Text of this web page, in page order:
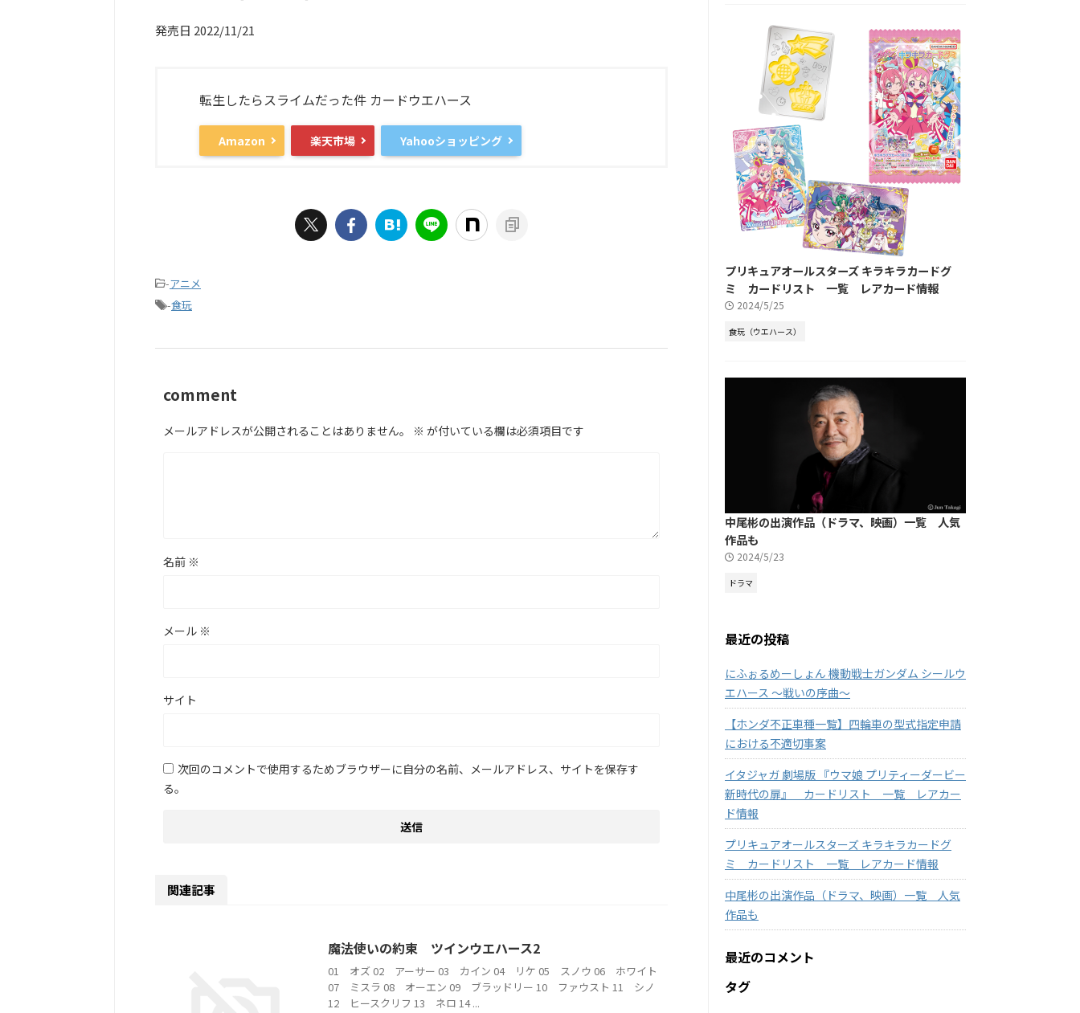
発売日 2022/11/21
転生したらスライムだった件 カードウエハース
Amazon 楽天市場 Yahooショッピング
-アニメ
-食玩
comment
メールアドレスが公開されることはありません。 ※ が付いている欄は必須項目です
名前 ※
メール ※
サイト
次回のコメントで使用するためブラウザーに自分の名前、メールアドレス、サイトを保存す
る。
関連記事
魔法使いの約束 ツインウエハース2
01 オズ 02 アーサー 03 カイン 04 リケ 05 スノウ 06 ホワイト
07 ミスラ 08 オーエン 09 ブラッドリー 10 ファウスト 11 シノ
12 ヒースクリフ 13 ネロ 14 ...
プリキュアオールスターズ キラキラカードグ
ミ カードリスト 一覧 レアカード情報
2024/5/25
食玩（ウエハース）
中尾彬の出演作品（ドラマ、映画）一覧 人気
作品も
2024/5/23
ドラマ
最近の投稿
にふぉるめーしょん 機動戦士ガンダム シールウ
エハース ～戦いの序曲～
【ホンダ不正車種一覧】四輪車の型式指定申請
における不適切事案
イタジャガ 劇場版 『ウマ娘 プリティーダービー
新時代の扉』 カードリスト 一覧 レアカー
ド情報
プリキュアオールスターズ キラキラカードグ
ミ カードリスト 一覧 レアカード情報
中尾彬の出演作品（ドラマ、映画）一覧 人気
作品も
最近のコメント
タグ